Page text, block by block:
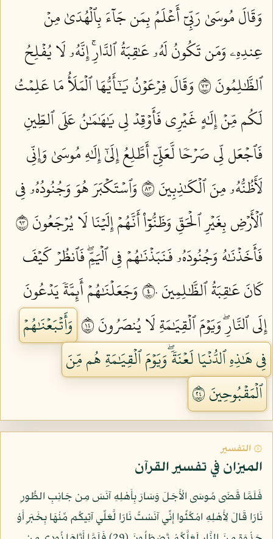
وَقَالَ مُوسَىٰ رَبِّيٓ أَعۡلَمُ بِمَن جَآءَ بِٱلۡهُدَىٰ مِنۡ
عِندِهِۦ وَمَن تَكُونُ لَهُۥ عَٰقِبَةُ ٱلدَّارِۚ إِنَّهُۥ لَا يُفۡلِحُ
ٱلظَّٰلِمُونَ ٣٧
وَقَالَ فِرۡعَوۡنُ يَٰٓأَيُّهَا ٱلۡمَلَأُ مَا عَلِمۡتُ
لَكُم مِّنۡ إِلَٰهٍ غَيۡرِي فَأَوۡقِدۡ لِي يَٰهَٰمَٰنُ عَلَى ٱلطِّينِ
فَٱجۡعَل لِّي صَرۡحٗا لَّعَلِّيٓ أَطَّلِعُ إِلَىٰٓ إِلَٰهِ مُوسَىٰ وَإِنِّي
لَأَظُنُّهُۥ مِنَ ٱلۡكَٰذِبِينَ ٣٨
وَٱسۡتَكۡبَرَ هُوَ وَجُنُودُهُۥ فِي
ٱلۡأَرۡضِ بِغَيۡرِ ٱلۡحَقِّ وَظَنُّوٓاْ أَنَّهُمۡ إِلَيۡنَا لَا يُرۡجَعُونَ ٣٩
فَأَخَذۡنَٰهُ وَجُنُودَهُۥ فَنَبَذۡنَٰهُمۡ فِي ٱلۡيَمِّۖ فَٱنظُرۡ كَيۡفَ
كَانَ عَٰقِبَةُ ٱلظَّٰلِمِينَ ٤٠
وَجَعَلۡنَٰهُمۡ أَئِمَّةٗ يَدۡعُونَ
إِلَى ٱلنَّارِۖ وَيَوۡمَ ٱلۡقِيَٰمَةِ لَا يُنصَرُونَ ٤١
وَأَتۡبَعۡنَٰهُمۡ
فِي هَٰذِهِ ٱلدُّنۡيَا لَعۡنَةٗۖ وَيَوۡمَ ٱلۡقِيَٰمَةِ هُم مِّنَ
ٱلۡمَقۡبُوحِينَ ٤٢
۞ التفسير
الميزان في تفسير القرآن
فَلَمَّا قَضَى مُوسَى الْأَجَلَ وَسَارَ بِأَهْلِهِ آنَسَ مِن جَانِبِ الطُّورِ
نَارًا قَالَ لِأَهْلِهِ امْكُثُوا إِنِّي آنَسْتُ نَارًا لَّعَلِّي آتِيكُم مِّنْهَا بِخَبَرٍ أَوْ